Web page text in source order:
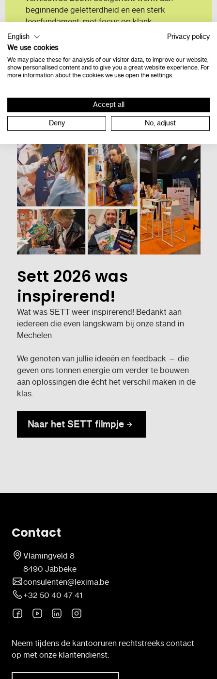
beginnende geletterdheid en een sterk
leesfundament, met focus op klank-
tekenkoppeling, fonemisch bewustzijn en
duidelijke aansluiting bij de minimumdoelen.
Naar het event
Sett 2026 was
inspirerend!
Wat was SETT weer inspirerend! Bedankt aan
iedereen die even langskwam bij onze stand in
Mechelen
We genoten van jullie ideeën en feedback — die
geven ons tonnen energie om verder te bouwen
aan oplossingen die écht het verschil maken in de
klas.
Naar het SETT filmpje
Contact
Vlamingveld 8
8490 Jabbeke
consulenten@lexima.be
+32 50 40 47 41
Neem tijdens de kantooruren rechtstreeks contact
op met onze klantendienst.
English
Privacy policy
We use cookies
We may place these for analysis of our visitor data, to improve our website,
show personalised content and to give you a great website experience. For
more information about the cookies we use open the settings.
Accept all
Deny No, adjust